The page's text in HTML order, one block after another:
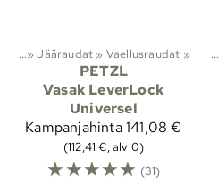
‪»Jääraudat ‪» Vaellusraudat ‪»
PETZL
Vasak LeverLock
Universel
Kampanjahinta141,08 €
(112,41 €, alv 0)
☆☆☆☆☆ (31)
Lajit‪»